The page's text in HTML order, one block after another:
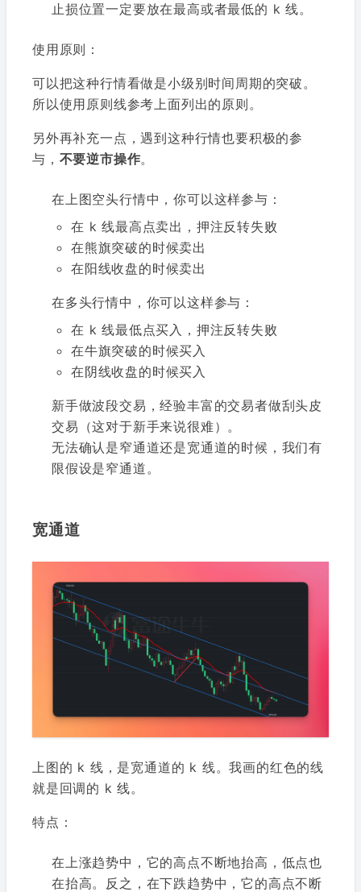
止损位置一定要放在最高或者最低的 k 线。
使用原则：
可以把这种行情看做是小级别时间周期的突破。
所以使用原则线参考上面列出的原则。
另外再补充一点，遇到这种行情也要积极的参
与， 不要逆市操作。
在上图空头行情中，你可以这样参与：
在 k 线最高点卖出，押注反转失败
在熊旗突破的时候卖出
在阳线收盘的时候卖出
在多头行情中，你可以这样参与：
在 k 线最低点买入，押注反转失败
在牛旗突破的时候买入
在阴线收盘的时候买入
新手做波段交易，经验丰富的交易者做刮头皮
交易（这对于新手来说很难）。
无法确认是窄通道还是宽通道的时候，我们有
限假设是窄通道。
宽通道
上图的 k 线，是宽通道的 k 线。我画的红色的线
就是回调的 k 线。
特点：
在上涨趋势中，它的高点不断地抬高，低点也
在抬高。反之，在下跌趋势中，它的高点不断